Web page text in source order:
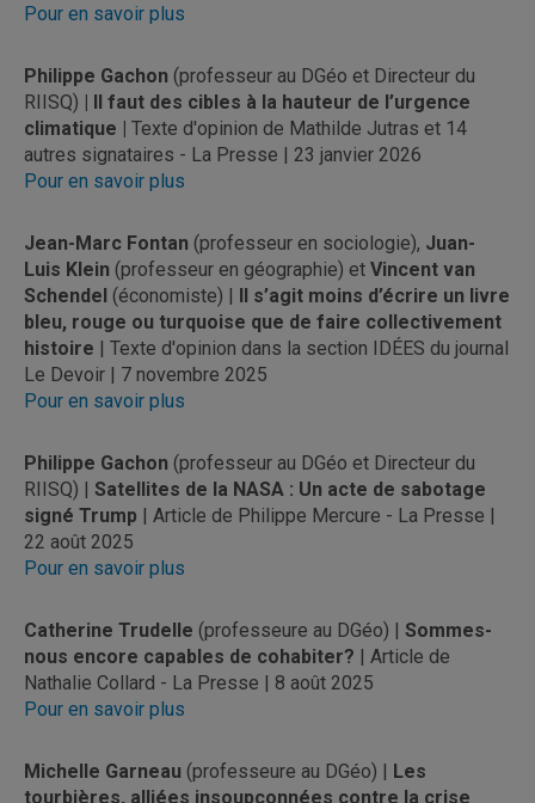
Pour en savoir plus
Philippe Gachon (professeur au DGéo et Directeur du
RIISQ) | Il faut des cibles à la hauteur de l’urgence
climatique | Texte d'opinion de Mathilde Jutras et 14
autres signataires - La Presse | 23 janvier 2026
Pour en savoir plus
Jean-Marc Fontan (professeur en sociologie), Juan-
Luis Klein (professeur en géographie) et Vincent van
Schendel (économiste) | Il s’agit moins d’écrire un livre
bleu, rouge ou turquoise que de faire collectivement
histoire | Texte d'opinion dans la section IDÉES du journal
Le Devoir | 7 novembre 2025
Pour en savoir plus
Philippe Gachon (professeur au DGéo et Directeur du
RIISQ) | Satellites de la NASA : Un acte de sabotage
signé Trump | Article de Philippe Mercure - La Presse |
22 août 2025
Pour en savoir plus
Catherine Trudelle (professeure au DGéo) | Sommes-
nous encore capables de cohabiter? | Article de
Nathalie Collard - La Presse | 8 août 2025
Pour en savoir plus
Michelle Garneau (professeure au DGéo) | Les
tourbières, alliées insoupçonnées contre la crise